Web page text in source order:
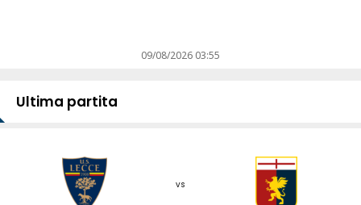
09/08/2026 03:55
Ultima partita
vs